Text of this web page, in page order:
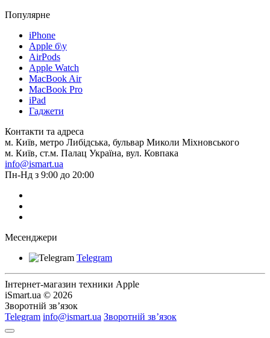
Популярне
iPhone
Apple б\у
AirPods
Apple Watch
MacBook Air
MacBook Pro
iPad
Гаджети
Контакти та адреса
м. Київ, метро Либідська, бульвар Миколи Міхновського
м. Київ, ст.м. Палац Україна, вул. Ковпака
info@ismart.ua
Пн-Нд з 9:00 до 20:00
Месенджери
Telegram
Інтернет-магазин техники Apple
iSmart.ua © 2026
Зворотній зв’язок
Telegram info@ismart.ua Зворотній зв’язок